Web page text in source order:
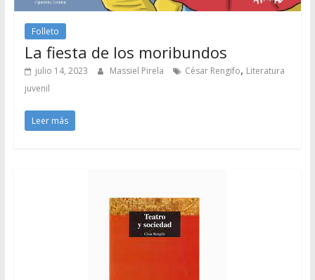
Folleto
La fiesta de los moribundos
julio 14, 2023 Massiel Pirela César Rengifo, Literatura
juvenil
Leer más